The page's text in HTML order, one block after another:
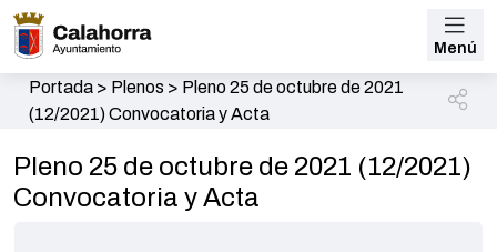
Menú
Portada> Plenos > Pleno 25 de octubre de 2021
(12/2021) Convocatoria y Acta
Pleno 25 de octubre de 2021 (12/2021)
Convocatoria y Acta